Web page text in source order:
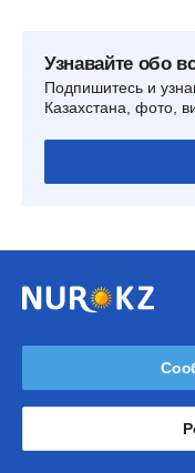
Узнавайте обо
Подпишитесь и
Казахстана, фото,